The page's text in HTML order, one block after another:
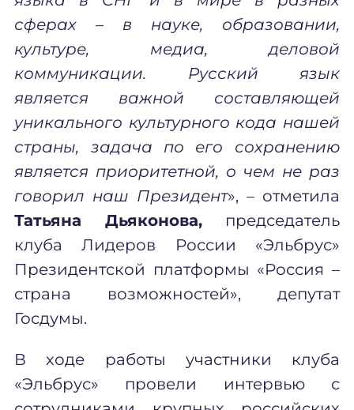
сферах – в науке, образовании,
культуре, медиа, деловой
коммуникации. Русский язык
является важной составляющей
уникального культурного кода нашей
страны, задача по его сохранению
является приоритетной, о чем не раз
говорил наш Президент», – отметила
Татьяна Дьяконова, председатель
клуба Лидеров России «Эльбрус»
Президентской платформы «Россия –
страна возможностей», депутат
Госдумы.
В ходе работы участники клуба
«Эльбрус» провели интервью с